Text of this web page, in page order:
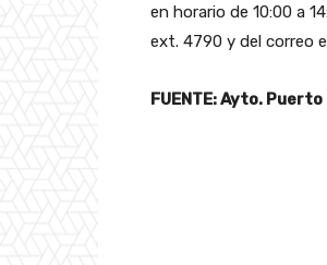
en horario de 10:00 a
ext. 4790 y del correo
FUENTE: Ayto. Puerto